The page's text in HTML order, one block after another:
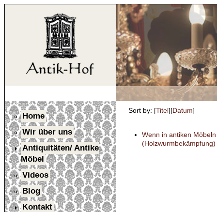
Sort by: [Titel][Datum]
Wenn in antiken
(Holzwurmbekämpfung)
Home
Wir über uns
Antiquitäten/ Antike
Möbel
Videos
Blog
Kontakt